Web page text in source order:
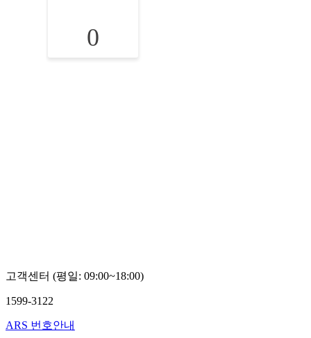
0
고객센터 (평일: 09:00~18:00)
1599-3122
ARS 번호안내